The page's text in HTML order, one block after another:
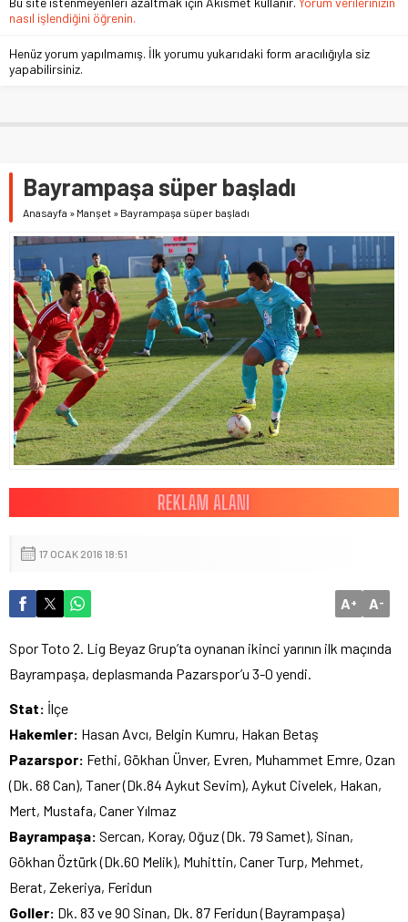
nasıl işlendiğini öğrenin.
Henüz yorum yapılmamış. İlk yorumu yukarıdaki form aracılığıyla siz
yapabilirsiniz.
Bayrampaşa süper başladı
Anasayfa » Manşet » Bayrampaşa süper başladı
17 OCAK 2016 18:51
A+ A-
Spor Toto 2. Lig Beyaz Grup’ta oynanan ikinci yarının ilk maçında
Bayrampaşa, deplasmanda Pazarspor’u 3-0 yendi.
Stat: İlçe
Hakemler: Hasan Avcı, Belgin Kumru, Hakan Betaş
Pazarspor: Fethi, Gökhan Ünver, Evren, Muhammet Emre, Ozan
(Dk. 68 Can), Taner (Dk.84 Aykut Sevim), Aykut Civelek, Hakan,
Mert, Mustafa, Caner Yılmaz
Bayrampaşa: Sercan, Koray, Oğuz (Dk. 79 Samet), Sinan,
Gökhan Öztürk (Dk.60 Melik), Muhittin, Caner Turp, Mehmet,
Berat, Zekeriya, Feridun
Goller: Dk. 83 ve 90 Sinan, Dk. 87 Feridun (Bayrampaşa)